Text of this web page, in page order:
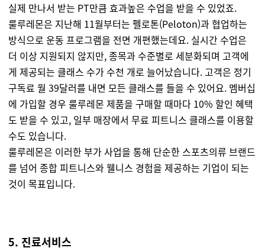
실제 만나서 받는 PT만큼 효과높은 수업을 받을 수 있었죠.
룰루레몬은 지난해 11월부터는 펠로톤(Peloton)과 협업하는
방식으로 운동 프로그램을 전면 개편했는데요. 실시간 수업은
더 이상 지원되지 않지만, 종목과 수준별로 세분화되며 고객에
게 제공되는 클래스 수가 수천 개로 늘어났습니다. 고객은 정기
구독료 월 39달러를 내면 모든 클래스를 들을 수 있어요. 멤버십
에 가입할 경우 룰루레몬 제품을 구매할 때마다 10% 할인 혜택
도 받을 수 있고, 일부 매장에서 무료 피트니스 클래스를 이용할
수도 있습니다.
룰루레몬은 이러한 부가 사업을 통해 단순한 스포츠의류 브랜드
를 넘어 종합 피트니스와 웰니스 경험을 제공하는 기업이 되는
것이 목표입니다.
5. 진료서비스